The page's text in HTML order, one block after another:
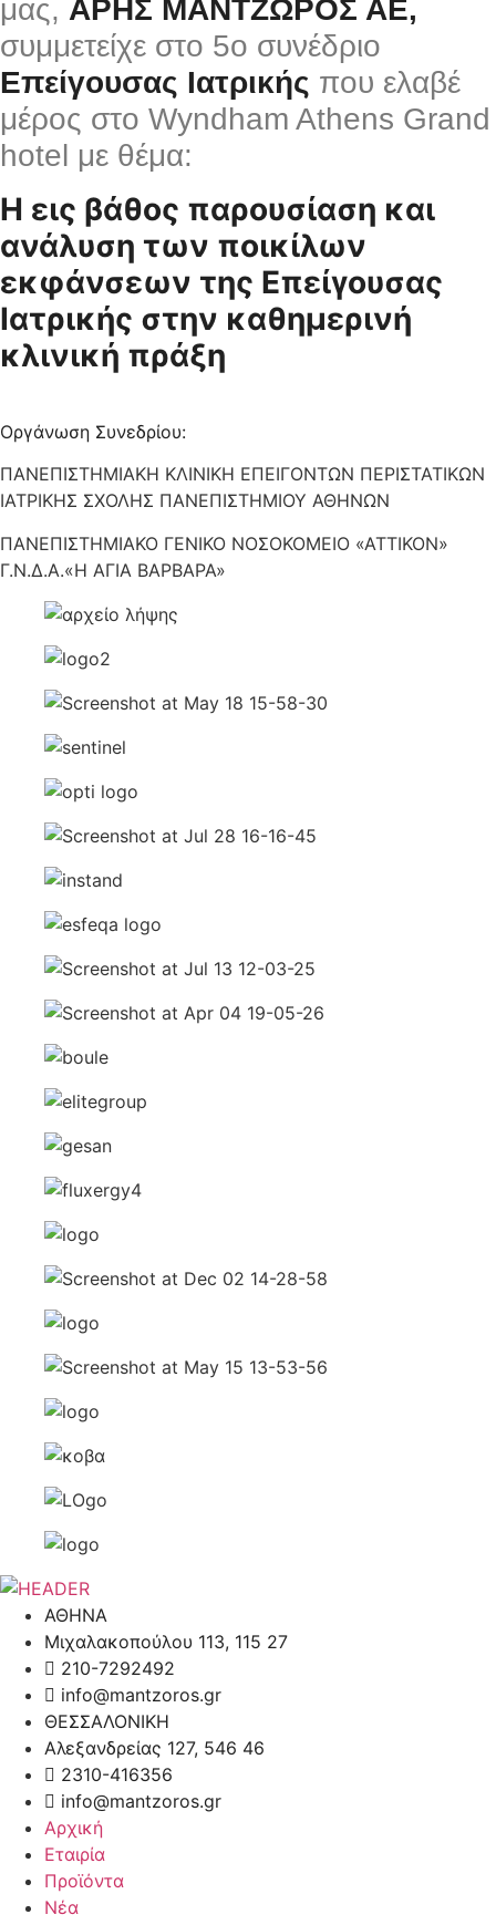
μας, ΑΡΗΣ ΜΑΝΤΖΩΡΟΣ ΑΕ,
συμμετείχε στο 5ο συνέδριο
Επείγουσας Ιατρικής που ελαβέ
μέρος στο Wyndham Athens Grand
hotel με θέμα:
Η εις βάθος παρουσίαση και
ανάλυση των ποικίλων
εκφάνσεων της Επείγουσας
Ιατρικής στην καθημερινή
κλινική πράξη
Οργάνωση Συνεδρίου:
ΠΑΝΕΠΙΣΤΗΜΙΑΚΗ ΚΛΙΝΙΚΗ ΕΠΕΙΓΟΝΤΩΝ ΠΕΡΙΣΤΑΤΙΚΩΝ
ΙΑΤΡΙΚΗΣ ΣΧΟΛΗΣ ΠΑΝΕΠΙΣΤΗΜΙΟΥ ΑΘΗΝΩΝ
ΠΑΝΕΠΙΣΤΗΜΙΑΚΟ ΓΕΝΙΚΟ ΝΟΣΟΚΟΜΕΙΟ «ΑΤΤΙΚΟΝ»
Γ.Ν.Δ.Α.«Η ΑΓΙΑ ΒΑΡΒΑΡΑ»
ΑΘΗΝΑ
Μιχαλακοπούλου 113, 115 27
210-7292492
info@mantzoros.gr
ΘΕΣΣΑΛΟΝΙΚΗ
Αλεξανδρείας 127, 546 46
2310-416356
info@mantzoros.gr
Αρχική
Εταιρία
Προϊόντα
Νέα